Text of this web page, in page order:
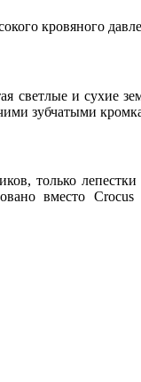
кровяного
и сухие
зубчатыми
только
вместо